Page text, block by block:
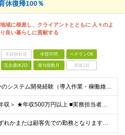
休復帰100％
地域に根差し、クライアントとともに 人々のよ
り良い暮らしに貢献する
未経験歓迎 学歴不問 ベテランOK
完全週休2日 賞与複数月 面接1回
■何らかのシステム開発経験（導入作業・稼働維持作業）をお持ちの方 ■学歴不問
＜想定年収＞ ★年収500万円以上 ■実務担当者クラス：511万-544万 ■主任・サブリーダークラス：629万-750万 ※上記には住宅手当など福利厚生に関する手当は含まず 月給25万円～月給32
下記いずれかまたは顧客先での勤務となります（プロジェクトにより異なる）。 ■日立プロジェクトルーム 東京都渋谷区代々木3-22-7 新宿文化クイントビル11階 ■日立プロジェクトルーム 東京都杉並